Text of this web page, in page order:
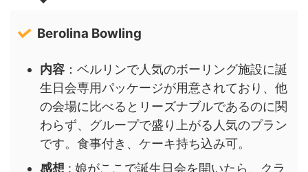
Berolina Bowling
内容：ベルリンで人気のボーリング施設に誕
生日会専用パッケージが用意されており、他
の会場に比べるとリーズナブルであるのに関
わらず、グループで盛り上がる人気のプラン
です。食事付き、ケーキ持ち込み可。
感想: 娘がここで誕生日会を開いたら、クラ